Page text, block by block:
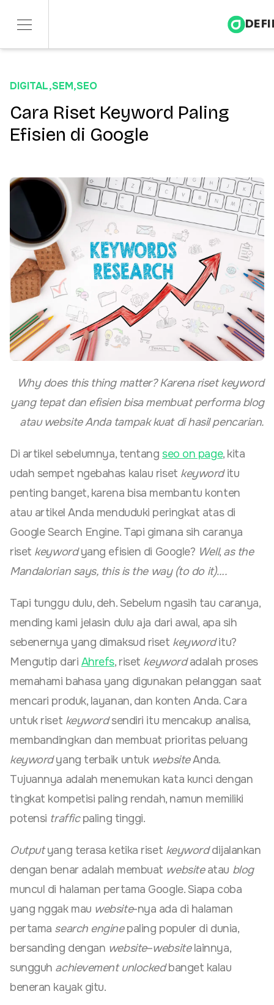
Insights
About
Contact
DIGITAL,SEM,SEO
Cara Riset Keyword Paling
Efisien di Google
Why does this thing matter? Karena riset keyword
yang tepat dan efisien bisa membuat performa blog
atau website Anda tampak kuat di hasil pencarian.
Di artikel sebelumnya, tentangseo on page, kita
udah sempet ngebahas kalau riset keyworditu
penting banget, karena bisa membantu konten
atau artikel Anda menduduki peringkat atas di
Google Search Engine. Tapi gimana sih caranya
riset keywordyang efisien di Google? Well, as the
Mandalorian says, this is the way (to do it)….
Tapi tunggu dulu, deh. Sebelum ngasih tau caranya,
mending kami jelasin dulu aja dari awal, apa sih
sebenernya yang dimaksud riset keyworditu?
Mengutip dari Ahrefs, riset keywordadalah proses
memahami bahasa yang digunakan pelanggan saat
mencari produk, layanan, dan konten Anda. Cara
untuk riset keywordsendiri itu mencakup analisa,
membandingkan dan membuat prioritas peluang
keywordyang terbaik untuk websiteAnda.
Tujuannya adalah menemukan kata kunci dengan
tingkat kompetisi paling rendah, namun memiliki
potensi trafficpaling tinggi.
Outputyang terasa ketika riset keyworddijalankan
dengan benar adalah membuat websiteatau blog
muncul di halaman pertama Google. Siapa coba
yang nggak mau website-nya ada di halaman
pertama search enginepaling populer di dunia,
bersanding dengan website–websitelainnya,
sungguh achievement unlockedbanget kalau
beneran kayak gitu.